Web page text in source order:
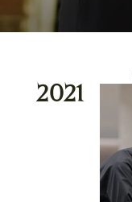
2021